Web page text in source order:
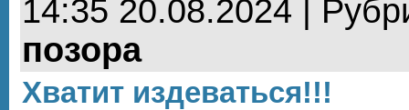
14:35 20.08.2024 |
позора
Хватит издеваться!!!